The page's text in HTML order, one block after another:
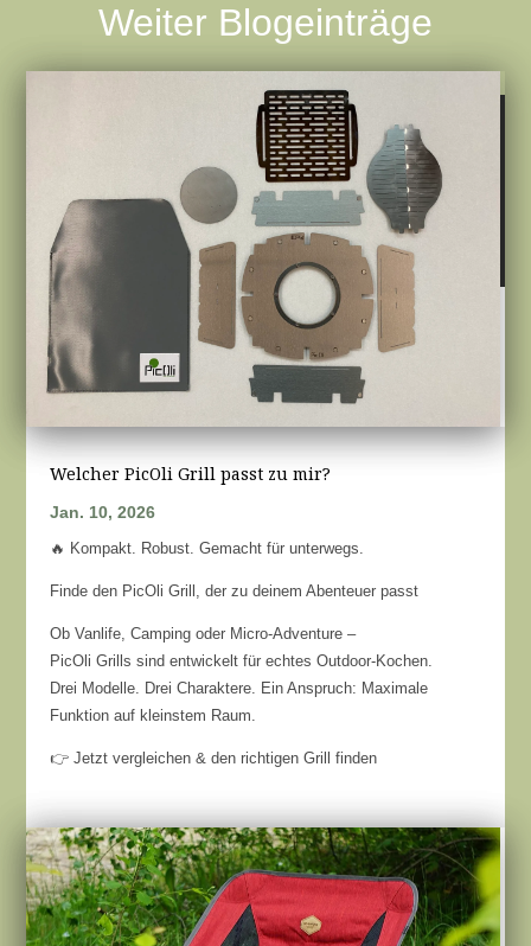
Weiter Blogeinträge
Welcher PicOli Grill passt zu mir?
Jan. 10, 2026
🔥 Kompakt. Robust. Gemacht für unterwegs.
Finde den PicOli Grill, der zu deinem Abenteuer passt
Ob Vanlife, Camping oder Micro-Adventure –
PicOli Grills sind entwickelt für echtes Outdoor-Kochen.
Drei Modelle. Drei Charaktere. Ein Anspruch: Maximale
Funktion auf kleinstem Raum.
👉 Jetzt vergleichen & den richtigen Grill finden